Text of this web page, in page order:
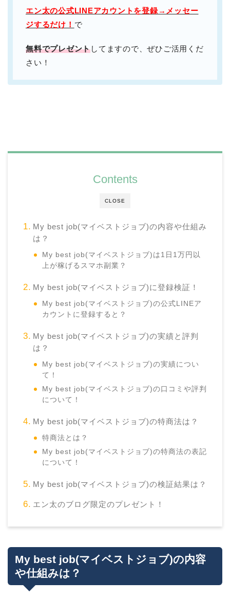
エン太の公式LINEアカウントを登録→メッセー
ジするだけ！ で
無料でプレゼントしてますので、ぜひご活用くだ
さい！
CLOSE
Contents
My best job(マイベストジョブ)の内容や仕組み
は？
My best job(マイベストジョブ)は1日1万円以
上が稼げるスマホ副業？
My best job(マイベストジョブ)に登録検証！
My best job(マイベストジョブ)の公式LINEア
カウントに登録すると？
My best job(マイベストジョブ)の実績と評判
は？
My best job(マイベストジョブ)の実績につい
て！
My best job(マイベストジョブ)の口コミや評判
について！
My best job(マイベストジョブ)の特商法は？
特商法とは？
My best job(マイベストジョブ)の特商法の表記
について！
My best job(マイベストジョブ)の検証結果は？
エン太のブログ限定のプレゼント！
My best job(マイベストジョブ)の内容
や仕組みは？